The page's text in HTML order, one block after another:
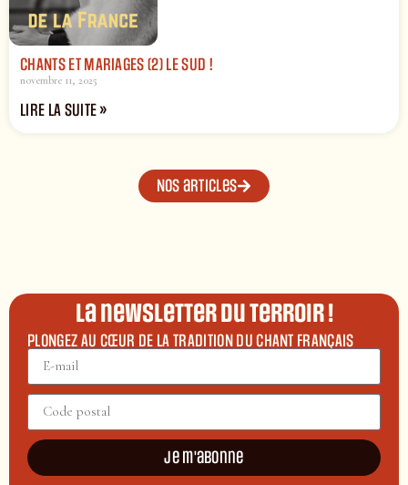
CHANTS ET MARIAGES (2) LE SUD !
novembre 11, 2025
LIRE LA SUITE »
Nos articles
La newsletter du terroir !
PLONGEZ AU CŒUR DE LA TRADITION DU CHANT FRANÇAIS
Je m'abonne